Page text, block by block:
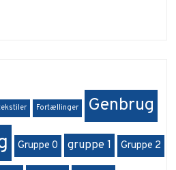
Fortællinger Genbrug
Gruppe 0 gruppe 1 Gruppe 2